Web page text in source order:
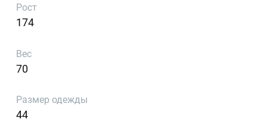
Рост
174
Вес
70
Размер одежды
44